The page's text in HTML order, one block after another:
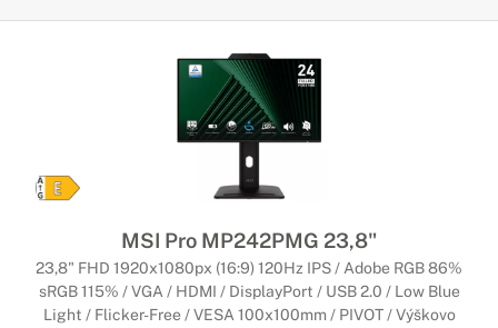
MSI Pro MP242PMG 23,8"
23,8" FHD 1920x1080px (16:9) 120Hz IPS / Adobe RGB 86%
sRGB 115% / VGA / HDMI / DisplayPort / USB 2.0 / Low Blue
Light / Flicker-Free / VESA 100x100mm / PIVOT / Výškovo